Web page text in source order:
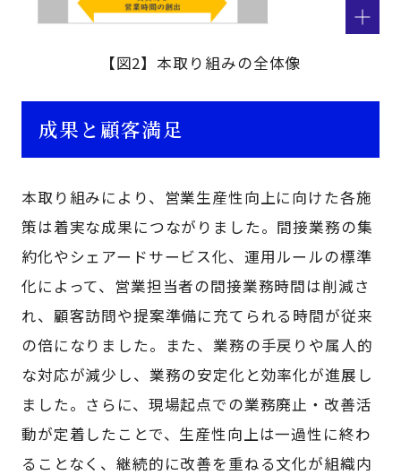
【図2】本取り組みの全体像
成果と顧客満足
本取り組みにより、営業生産性向上に向けた各施
策は着実な成果につながりました。間接業務の集
約化やシェアードサービス化、運用ルールの標準
化によって、営業担当者の間接業務時間は削減さ
れ、顧客訪問や提案準備に充てられる時間が従来
の倍になりました。また、業務の手戻りや属人的
な対応が減少し、業務の安定化と効率化が進展し
ました。さらに、現場起点での業務廃止・改善活
動が定着したことで、生産性向上は一過性に終わ
ることなく、継続的に改善を重ねる文化が組織内